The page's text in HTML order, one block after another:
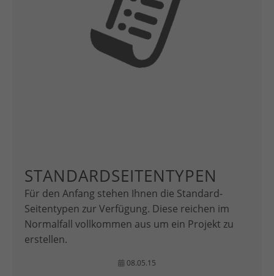
STANDARDSEITENTYPEN
Für den Anfang stehen Ihnen die Standard-
Seitentypen zur Verfügung. Diese reichen im
Normalfall vollkommen aus um ein Projekt zu
erstellen.
08.05.15